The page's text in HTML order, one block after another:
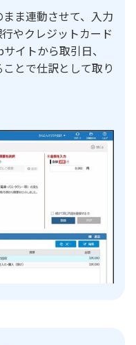
ま連動させて、入力
やクレジットカード
イトから取引日、
とで仕訳として取り